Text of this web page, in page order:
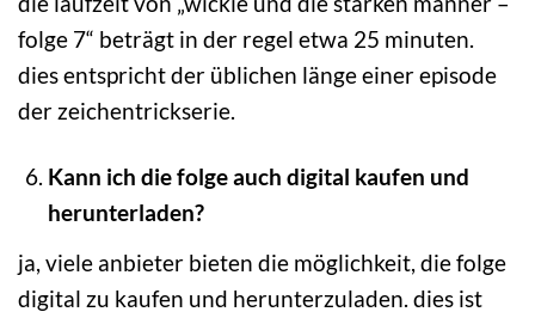
folge 7“ beträgt in der regel etwa 25 minuten.
dies entspricht der üblichen länge einer episode
der zeichentrickserie.
Kann ich die folge auch digital kaufen und
herunterladen?
ja, viele anbieter bieten die möglichkeit, die folge
digital zu kaufen und herunterzuladen. dies ist